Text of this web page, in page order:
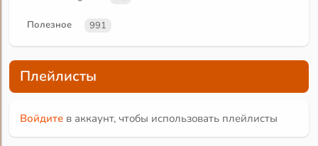
Полезное 991
Плейлисты
Войдите в аккаунт, чтобы использовать плейлисты